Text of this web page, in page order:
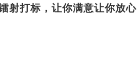
射打标，让你满意让你放心